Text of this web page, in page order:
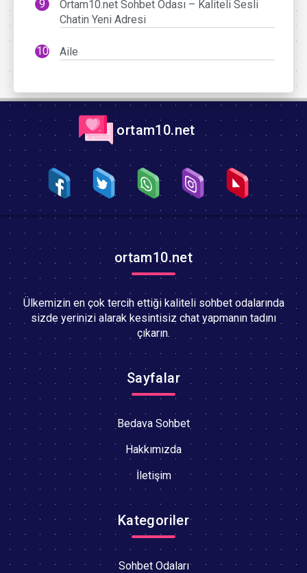
Ortam10.net Sohbet Odası – Kaliteli Sesli
Chatin Yeni Adresi
Aile
ortam10.net
ortam10.net
Ülkemizin en çok tercih ettiği kaliteli sohbet odalarında
sizde yerinizi alarak kesintisiz chat yapmanın tadını
çıkarın.
Sayfalar
Bedava Sohbet
Hakkımızda
İletişim
Kategoriler
Sohbet Odaları